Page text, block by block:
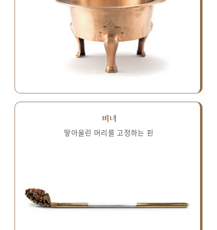
비녀
땋아올린 머리를 고정하는 핀